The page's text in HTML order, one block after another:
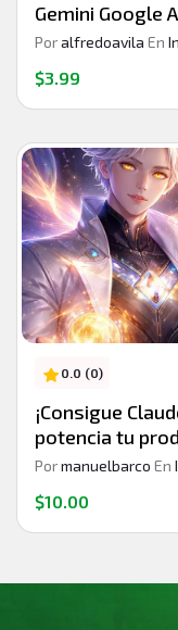
Gemini Google
Poralfredoavila En
$3.99
0.0 (0)
¡Consigue
potencia tu
Pormanuelbarco En
$10.00